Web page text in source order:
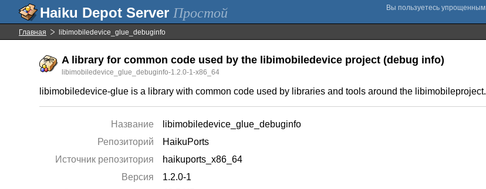
Простой
Главная libimobiledevice_glue_debuginfo
A library for common code used by the libimobiledevice project (debug info)
libimobiledevice_glue_debuginfo-1.2.0-1-x86_64
libimobiledevice-glue is a library with common code used by libraries and tools around the libimobileproject.
Название
libimobiledevice_glue_debuginfo
Репозиторий
HaikuPorts
Источник репозитория
haikuports_x86_64
Версия
1.2.0-1